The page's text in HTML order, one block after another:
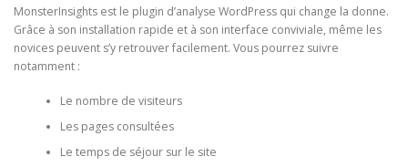
MonsterInsights est le plugin d’analyse WordPress qui change la donne.
Grâce à son installation rapide et à son interface conviviale, même les
novices peuvent s’y retrouver facilement. Vous pourrez suivre
notamment :
Le nombre de visiteurs
Les pages consultées
Le temps de séjour sur le site